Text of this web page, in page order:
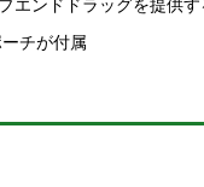
エンドドラッグを提供
チが付属